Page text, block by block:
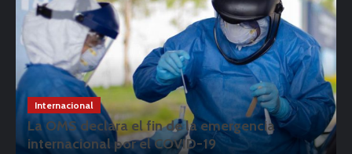
Internacional
La OMS declara el fin de la emergencia
internacional por el COVID-19